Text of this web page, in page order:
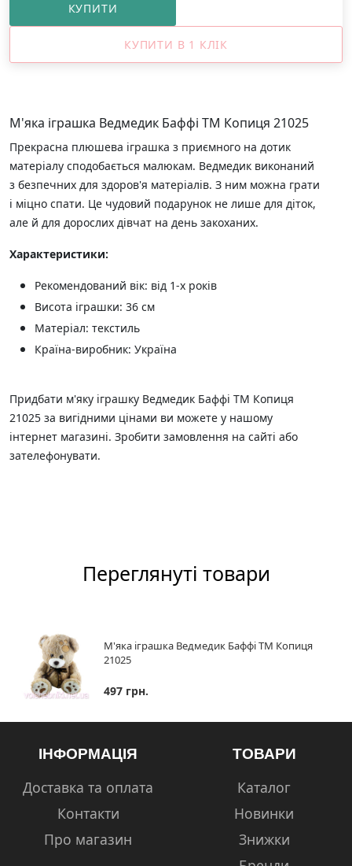
КУПИТИ
КУПИТИ В 1 КЛІК
М'яка іграшка Ведмедик Баффі ТМ Копиця 21025
Прекрасна плюшева іграшка з приємного на дотик
матеріалу сподобається малюкам. Ведмедик виконаний
з безпечних для здоров'я матеріалів. З ним можна грати
і міцно спати. Це чудовий подарунок не лише для діток,
але й для дорослих дівчат на день закоханих.
Характеристики:
Рекомендований вік: від 1-х років
Висота іграшки: 36 см
Матеріал: текстиль
Країна-виробник: Україна
Придбати м'яку іграшку Ведмедик Баффі ТМ Копиця
21025 за вигідними цінами ви можете у нашому
інтернет магазині. Зробити замовлення на сайті або
зателефонувати.
Переглянуті товари
М'яка іграшка Ведмедик Баффі ТМ Копиця
21025
497 грн.
ІНФОРМАЦІЯ
Доставка та оплата
Контакти
Про магазин
ТОВАРИ
Каталог
Новинки
Знижки